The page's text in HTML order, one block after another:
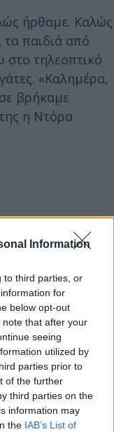
Information
to third parties, or
for
below opt-out
that after your
seeing
utilized by
parties prior to
of the further
third parties on the
information may
the IAB’s List of
ήρθαμε. Καλώς
τα παιδιά από
τηλεοπτικό
«Καλημέρα,
βρήκαμε
η Ντόρα